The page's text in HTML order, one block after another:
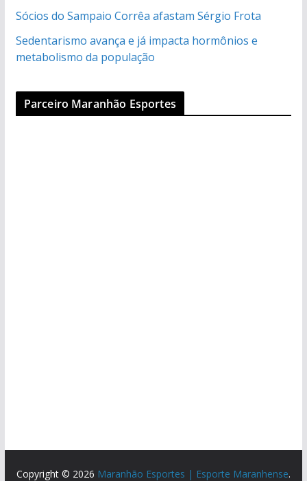
Sócios do Sampaio Corrêa afastam Sérgio Frota
Sedentarismo avança e já impacta hormônios e
metabolismo da população
Parceiro Maranhão Esportes
Copyright © 2026 Maranhão Esportes | Esporte Maranhense.